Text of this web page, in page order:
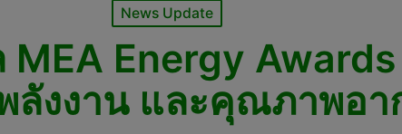
Posted
News Update
MEA Energy
ลังงาน และคุณภาพอา